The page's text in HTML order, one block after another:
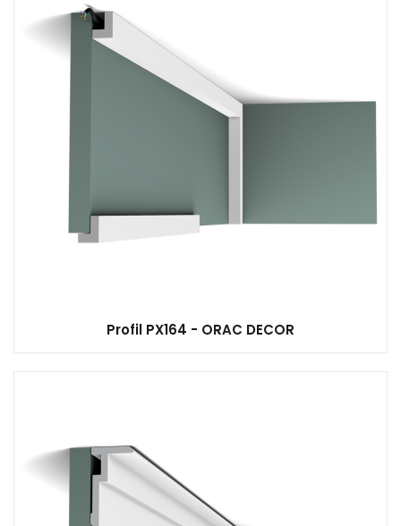
Profil PX164 - ORAC DECOR